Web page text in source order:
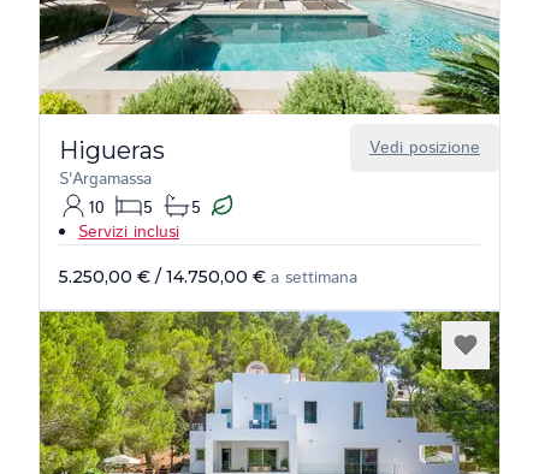
Vedi posizione
Higueras
S'Argamassa
10
5
5
Servizi inclusi
5.250,00 € / 14.750,00 € a settimana